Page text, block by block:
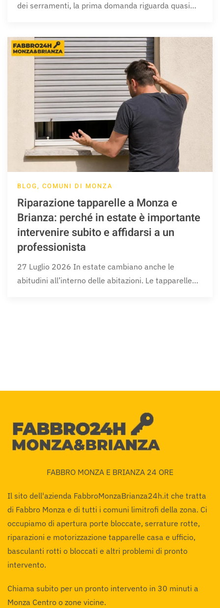
dei serramenti, la prima domanda riguarda quasi…
BLOG, COMUNI DI MONZA
Riparazione tapparelle a Monza e
Brianza: perché in estate è importante
intervenire subito e affidarsi a un
professionista
27 Luglio 2026 In estate cambiano anche le
abitudini all’interno delle abitazioni. Le tapparelle…
FABBRO MONZA E BRIANZA 24 ORE
Il sito dell'azienda FabbroMonzaBrianza24h.it che tratta
di Fabbro Monza e di tutti i comuni limitrofi della zona. Ci
occupiamo di apertura porte bloccate, serrature rotte,
riparazioni e motorizzazione tapparelle casa e ufficio,
basculanti rotti o bloccati e altri problemi di pronto
intervento.
Chiama subito per un pronto intervento in 30 minuti a
Monza Centro o zone vicine.